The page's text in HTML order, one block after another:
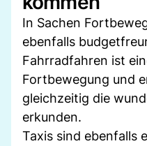
In Sachen
ebenfalls
Fahrradfahren ist
Fortbewegung und
gleichzeitig die
erkunden.
Taxis sind ebenfalls